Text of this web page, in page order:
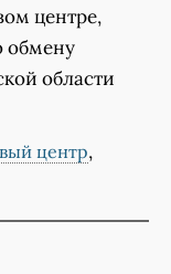
центре,
обмену
области
центр,